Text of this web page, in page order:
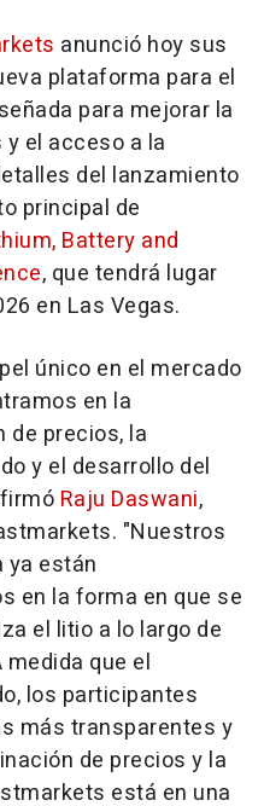
anunció hoy sus
plataforma para el
para mejorar la
el acceso a la
del lanzamiento
principal de
Battery and
, que tendrá lugar
en Las Vegas.
único en el mercado
en la
precios, la
y el desarrollo del
Raju Daswani,
"Nuestros
ya están
en la forma en que se
el litio a lo largo de
que el
los participantes
más transparentes y
de precios y la
está en una